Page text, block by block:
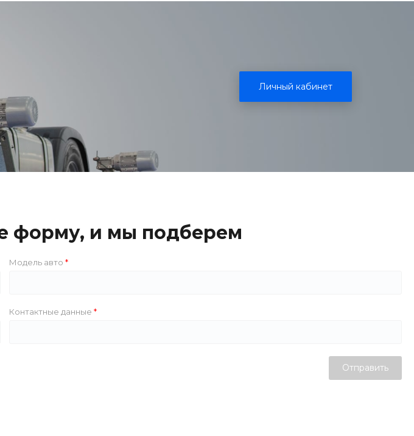
Личный кабинет
форму, и мы подберем
Модель авто
Контактные данные
Отправить